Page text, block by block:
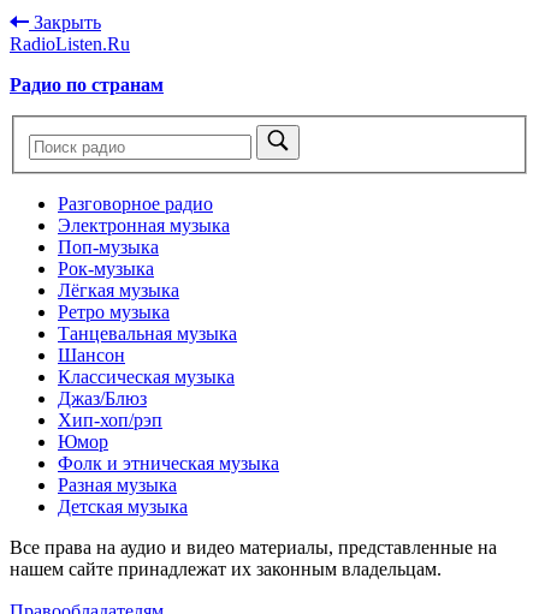
Закрыть
RadioListen.Ru
Радио по странам
Разговорное радио
Электронная музыка
Поп-музыка
Рок-музыка
Лёгкая музыка
Ретро музыка
Танцевальная музыка
Шансон
Классическая музыка
Джаз/Блюз
Хип-хоп/рэп
Юмор
Фолк и этническая музыка
Разная музыка
Детская музыка
Все права на аудио и видео материалы, представленные на
нашем сайте принадлежат их законным владельцам.